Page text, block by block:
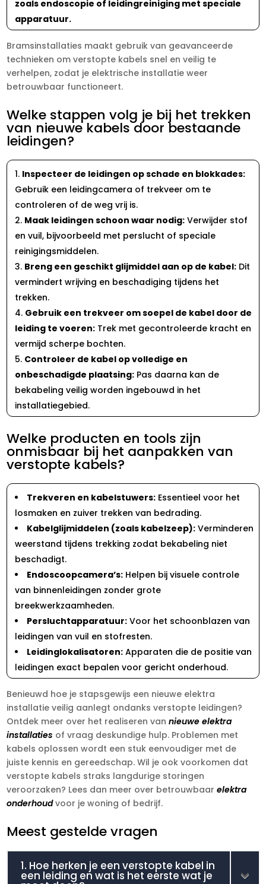
zoals endoscopie of leidingreiniging met speciale
apparatuur.​
Bramsinstallaties maakt gebruik van geavanceerde
technieken om verstopte kabels snel en veilig te
verhelpen, zodat je elektrische installatie weer
betrouwbaar functioneert.​
Welke stappen volg je bij het trekken
van nieuwe kabels door bestaande
leidingen?
Inspecteer de leidingen op schade en blokkades:
Gebruik een leidingcamera of trekveer om te
controleren of de weg vrij is.​
Maak leidingen schoon waar nodig: Verwijder stof
en vuil, bijvoorbeeld met perslucht of speciale
reinigingsmiddelen.​
Breng een geschikt glijmiddel aan op de kabel: Dit
vermindert wrijving en beschadiging tijdens het
trekken.​
Gebruik een trekveer om soepel de kabel door de
leiding te voeren: Trek met gecontroleerde kracht en
vermijd scherpe bochten.​
Controleer de kabel op volledige en
onbeschadigde plaatsing: Pas daarna kan de
bekabeling veilig worden ingebouwd in het
installatiegebied.​
Welke producten en tools zijn
onmisbaar bij het aanpakken van
verstopte kabels?
Trekveren en kabelstuwers: Essentieel voor het
losmaken en zuiver trekken van bedrading.​
Kabelglijmiddelen (zoals kabelzeep): Verminderen
weerstand tijdens trekking zodat bekabeling niet
beschadigt.​
Endoscoopcamera’s: Helpen bij visuele controle
van binnenleidingen zonder grote
breekwerkzaamheden.​
Persluchtapparatuur: Voor het schoonblazen van
leidingen van vuil en stofresten.​
Leidinglokalisatoren: Apparaten die de positie van
leidingen exact bepalen voor gericht onderhoud.​
Benieuwd hoe je stapsgewijs een nieuwe elektra
installatie veilig aanlegt ondanks verstopte leidingen?
Ontdek meer over het realiseren vannieuwe elektra
installaties of vraag deskundige hulp.​ Problemen met
kabels oplossen wordt een stuk eenvoudiger met de
juiste kennis en gereedschap.​ Wil je ook voorkomen dat
verstopte kabels straks langdurige storingen
veroorzaken? Lees dan meer over betrouwbaarelektra
onderhoudvoor je woning of bedrijf.​
Meest gestelde vragen
1. Hoe herken je een verstopte kabel in
een leiding en wat is het eerste wat je